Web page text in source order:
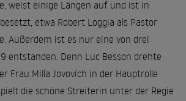
weist einige Längen auf und ist in
etwa Robert Loggia als Pastor
Außerdem ist es nur eine von drei
entstanden. Denn Luc Besson drehte
Frau Milla Jovovich in der Hauptrolle
die schöne Streiterin unter der Regie